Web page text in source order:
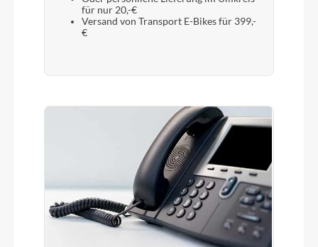
SR SUNTOUR NVX-30 100 mm
für nur 20,-€
Versand von Transport E-Bikes für 399,-
€